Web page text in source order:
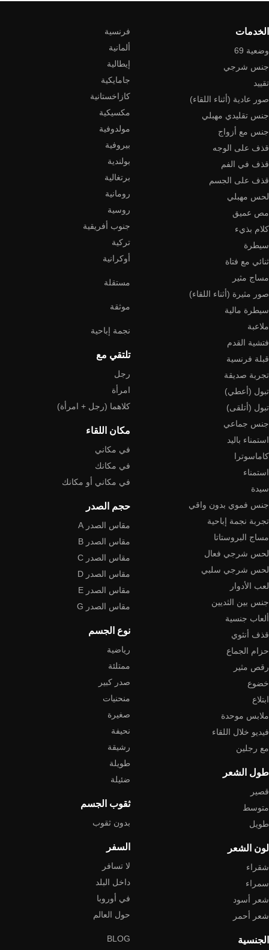
الخدمات
وضعية 69
جنس شرجي
تقييد
صور عادية (أثناء اللقاء)
جنس تقليدي مهبلي
جنس مع أزواج
قذف على الوجه
قذف في الفم
قذف على الجسم
لحس مهبلي
مص عميق
كلام بذيء
سيطرة
ثنائي مع فتاة
مساج مثير
صور مثيرة (أثناء اللقاء)
سيطرة مالية
ملاعبة
فتشية القدم
قبلة فرنسية
تجربة صديقة
تبول (أعطي)
تبول (أتلقى)
جنس جماعي
استمناء باليد
كاماسوترا
استمناء
سيدة
جنس فموي بدون واقي
تجربة نجمة إباحية
مساج البروستاتا
لحس شرجي فعال
لحس شرجي سلبي
لعب الأدوار
جنس بين الثديين
ألعاب جنسية
قذف أنثوي
حزام الجماع
رقص مثير
خضوع
ابتلاع
ملابس موحدة
فيديو خلال اللقاء
مع رجلين
طول الشعر
قصير
متوسط
طويل
لون الشعر
شقراء
سمراء
شعر أسود
شعر أحمر
الجنسية
فرنسية
ألمانية
إيطالية
جامايكية
كازاخستانية
مكسيكية
مولدوفية
بيروفية
بولندية
برتغالية
رومانية
روسية
جنوب أفريقية
تركية
أوكرانية
مستقلة
موثقة
نجمة إباحية
تلتقي مع
رجل
امرأة
كلاهما (رجل + امرأة)
مكان اللقاء
في مكاني
في مكانك
في مكاني أو مكانك
حجم الصدر
مقاس الصدر A
مقاس الصدر B
مقاس الصدر C
مقاس الصدر D
مقاس الصدر E
مقاس الصدر G
نوع الجسم
رياضية
ممتلئة
صدر كبير
منحنيات
صغيرة
نحيفة
رشيقة
طويلة
ضئيلة
ثقوب الجسم
بدون ثقوب
السفر
لا تسافر
داخل البلد
في أوروبا
حول العالم
BLOG